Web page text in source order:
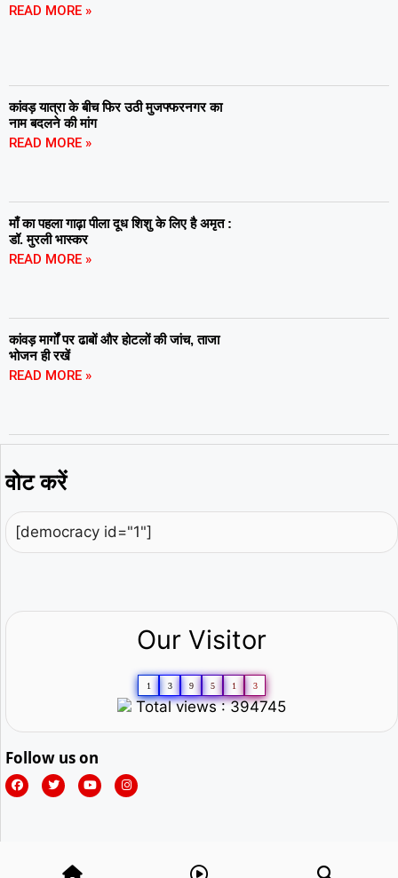
READ MORE »
कांवड़ यात्रा के बीच फिर उठी मुजफ्फरनगर का
नाम बदलने की मांग
READ MORE »
माँ का पहला गाढ़ा पीला दूध शिशु के लिए है अमृत :
डॉ. मुरली भास्कर
READ MORE »
कांवड़ मार्गों पर ढाबों और होटलों की जांच, ताजा
भोजन ही रखें
READ MORE »
वोट करें
[democracy id="1"]
Our Visitor
1 3 9 5 1 3
Total views : 394745
Follow us on